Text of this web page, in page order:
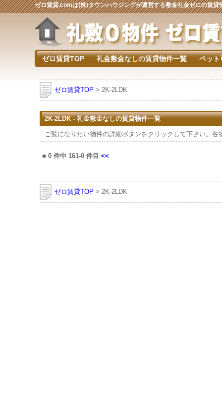
ゼロ賃貸.comは(株)タウンハウジングが運営する敷金礼金ゼロの賃貸
ゼロ賃貸TOP 礼金敷金なしの賃貸物件一覧 ペット
ゼロ賃貸TOP > 2K-2LDK
2K-2LDK - 礼金敷金なしの賃貸物件一覧
ご覧になりたい物件の詳細ボタンをクリックして下さい。各
■ 0 件中 161-0 件目 <<
ゼロ賃貸TOP > 2K-2LDK